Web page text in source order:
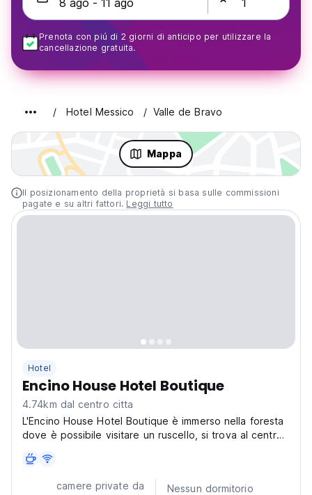
Prenota con piú di 2 giorni di anticipo per utilizzare la
cancellazione gratuita.
Hotel Messico Valle de Bravo
Mappa
Il posizionamento della proprietà si basa sulle commissioni
pagate e su altri fattori. Leggi tutto
Hotel
Encino House Hotel Boutique
4.74km dal centro citta
L'Encino House Hotel Boutique è immerso nella foresta
dove è possibile visitare un ruscello, si trova al centro
camere private da
Nessun dormitorio